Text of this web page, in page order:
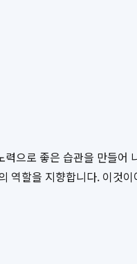
으로 좋은 습관을 만들어
역할을 지향합니다. 이것